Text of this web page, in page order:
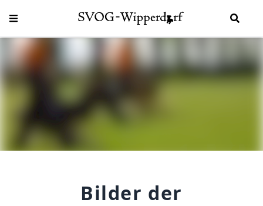
SVOG-Wipperdorf
Bilder der